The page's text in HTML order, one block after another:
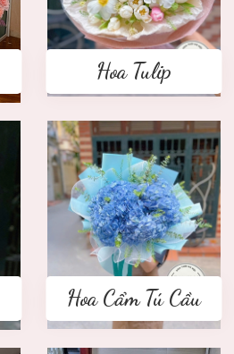
Hoa Tulip
Hoa Cẩm Tú Cầu